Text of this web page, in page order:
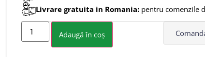
Livrare gratuita in Romania: pentru comenzile
Adaugă în coș